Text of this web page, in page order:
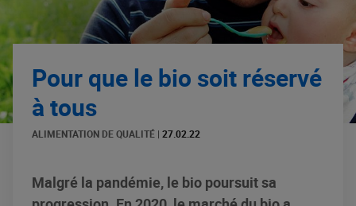
Pour que le bio soit réservé
à tous
ALIMENTATION DE QUALITÉ | 27.02.22
Malgré la pandémie, le bio poursuit sa